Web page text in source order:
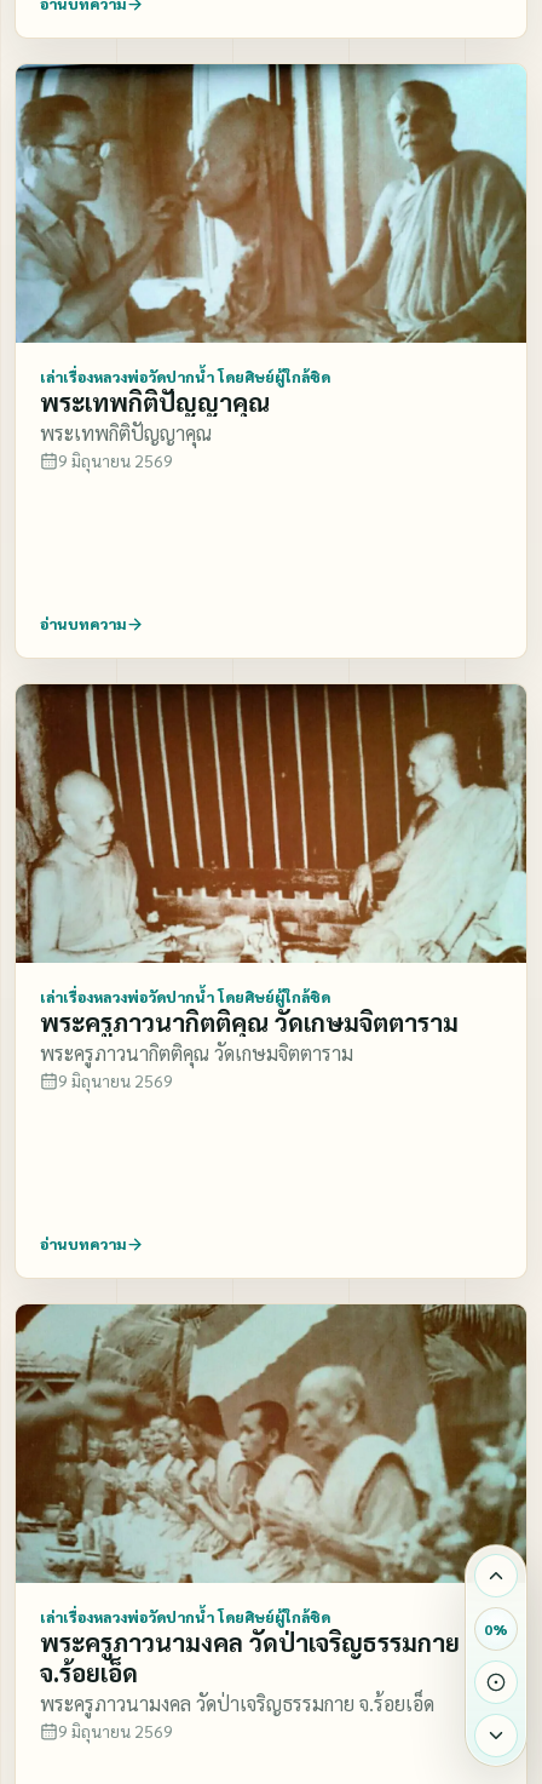
อ่านบทความ
เล่าเรื่องหลวงพ่อวัดปากน้ำ โดยศิษย์ผู้ใกล้ชิด
พระเทพกิติปัญญาคุณ
พระเทพกิติปัญญาคุณ
9 มิถุนายน 2569
อ่านบทความ
เล่าเรื่องหลวงพ่อวัดปากน้ำ โดยศิษย์ผู้ใกล้ชิด
พระครูภาวนากิตติคุณ วัดเกษมจิตตาราม
พระครูภาวนากิตติคุณ วัดเกษมจิตตาราม
9 มิถุนายน 2569
อ่านบทความ
เล่าเรื่องหลวงพ่อวัดปากน้ำ โดยศิษย์ผู้ใกล้ชิด
พระครูภาวนามงคล วัดป่าเจริญธรรมกาย
จ.ร้อยเอ็ด
พระครูภาวนามงคล วัดป่าเจริญธรรมกาย จ.ร้อยเอ็ด
9 มิถุนายน 2569
0%